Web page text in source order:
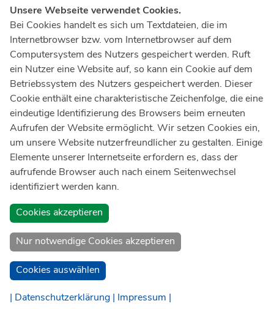
Notruf112
Ärztlicher Notdienst116 117
Giftnotrufzentrale
Tel: +49 22819240
Notfallzentrum Bonn
Kindernotfallzentrum Bonn
UKB-Telefonzentrale
+49 228287 0
Spenden Sie online an das Universitätsklinikum Bonn
Unsere Webseite verwendet Cookies.
Bei Cookies handelt es sich um Textdateien, die im
Internetbrowser bzw. vom Internetbrowser auf dem
Computersystem des Nutzers gespeichert werden. Ruft
ein Nutzer eine Website auf, so kann ein Cookie auf dem
Betriebssystem des Nutzers gespeichert werden. Dieser
Cookie enthält eine charakteristische Zeichenfolge, die eine
eindeutige Identifizierung des Browsers beim erneuten
Aufrufen der Website ermöglicht. Wir setzen Cookies ein,
um unsere Website nutzerfreundlicher zu gestalten. Einige
Elemente unserer Internetseite erfordern es, dass der
aufrufende Browser auch nach einem Seitenwechsel
identifiziert werden kann.
Cookies akzeptieren
Nur notwendige Cookies akzeptieren
Cookies auswählen
| Datenschutzerklärung | Impressum |